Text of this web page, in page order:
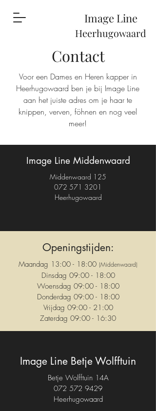
Image Line
Heerhugowaard
Contact
Voor een Dames en Heren kapper in
Heerhugowaard ben je bij Image Line
aan het juiste adres om je haar te
knippen, verven, föhnen en nog veel
meer!
Image Line Middenwaard
Middenwaard 125
072 571 3201
Heerhugowaard
Openingstijden:
Maandag 13:00 - 18:00 (Middenwaard)
Dinsdag 09:00 - 18:00
Woensdag 09:00 - 18:00
Donderdag 09:00 - 18:00
Vrijdag 09:00 - 21:00
Zaterdag 09:00 - 16:30
Image Line Betje Wolfftuin
Betje Wolfftuin 14A
072 572 9429
Heerhugowaard